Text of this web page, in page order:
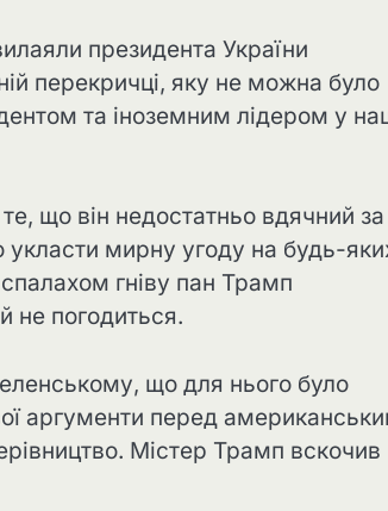
президента України
перекричці, яку не можна було
та іноземним лідером у
що він недостатньо вдячний за
укласти мирну угоду на будь-
гніву пан Трамп
не погодиться.
що для нього було
аргументи перед
Містер Трамп вскочив